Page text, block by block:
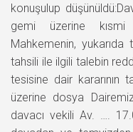
konuşulup
gemi üzerine kısmi
Mahkemenin, yukarıda
tahsili ile ilgili talebin
tesisine dair kararının
üzerine dosya
davacı vekili Av. ….